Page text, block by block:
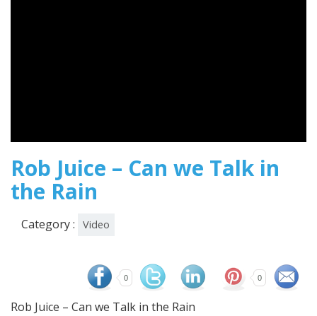
Rob Juice – Can we Talk in
the Rain
Category : Video
0 0
Rob Juice – Can we Talk in the Rain